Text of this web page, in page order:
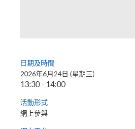
日期及時間
2026年6月24日 (星期三)
13:30 - 14:00
活動形式
網上參與